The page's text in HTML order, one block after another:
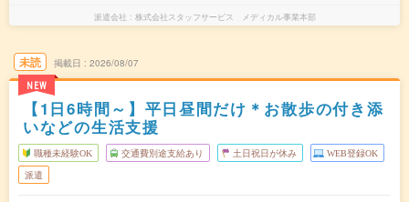
派遣会社 株式会社スタッフサービス メディカル事業本部
未読
NEW
掲載日 2026/08/07
【1日6時間～】平日昼間だけ＊お散歩の付き添
いなどの生活支援
職種未経験OK 交通費別途支給あり 土日祝日が休み WEB登録OK
派遣